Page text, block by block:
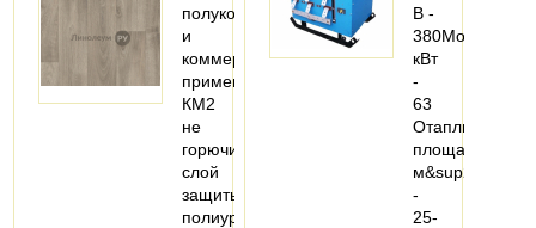
полукоммерческое
и
коммерческое
применение,
КМ2
не
горючий,
слой
защиты
полиуретан
В -
380Мощность,
кВт
-
63
Отапливаемая
площадь,
м&sup2;
-
25-